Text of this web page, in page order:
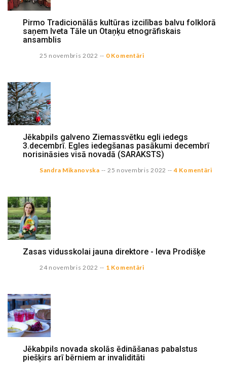
Pirmo Tradicionālās kultūras izcilības balvu folklorā
saņem Iveta Tāle un Otaņķu etnogrāfiskais
ansamblis
25 novembris 2022 -- 0 Komentāri
Jēkabpils galveno Ziemassvētku egli iedegs
3.decembrī. Egles iedegšanas pasākumi decembrī
norisināsies visā novadā (SARAKSTS)
Sandra Mikanovska -- 25 novembris 2022 -- 4 Komentāri
Zasas vidusskolai jauna direktore - Ieva Prodišķe
24 novembris 2022 -- 1 Komentāri
Jēkabpils novada skolās ēdināšanas pabalstus
piešķirs arī bērniem ar invaliditāti